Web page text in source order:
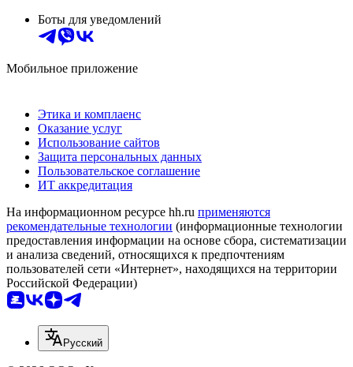
Боты для уведомлений
Мобильное приложение
Этика и комплаенс
Оказание услуг
Использование сайтов
Защита персональных данных
Пользовательское соглашение
ИТ аккредитация
На информационном ресурсе hh.ru применяются
рекомендательные технологии (информационные технологии
предоставления информации на основе сбора, систематизации
и анализа сведений, относящихся к предпочтениям
пользователей сети «Интернет», находящихся на территории
Российской Федерации)
Русский